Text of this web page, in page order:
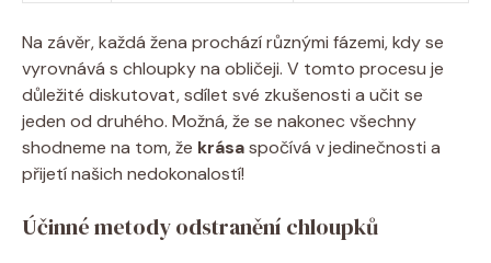
Na závěr, každá žena prochází různými fázemi, kdy se
vyrovnává s chloupky na obličeji. V tomto procesu je
důležité diskutovat, sdílet své zkušenosti a učit se
jeden od druhého. Možná, že se nakonec všechny
shodneme na tom, že krásaspočívá v jedinečnosti a
přijetí našich nedokonalostí!
Účinné metody odstranění chloupků